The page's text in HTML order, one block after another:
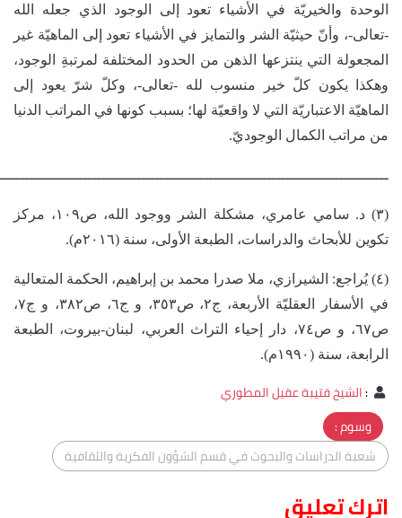
الوحدة والخيريّة في الأشياء تعود إلى الوجود الذي جعله الله
-تعالى-، وأنّ حيثيّة الشر والتمايز في الأشياء تعود إلى الماهيّة غير
المجعولة التي ينتزعها الذهن من الحدود المختلفة لمرتبةِ الوجود،
وهكذا يكون كلّ خير منسوب لله -تعالى-، وكلّ شرّ يعود إلى
الماهيّة الاعتباريّة التي لا واقعيّة لها؛ بسبب كونها في المراتب الدنيا
من مراتب الكمال الوجوديّ.
(٣) د. سامي عامري، مشكلة الشر ووجود الله، ص١٠٩، مركز
تكوين للأبحاث والدراسات، الطبعة الأولى، سنة (٢٠١٦م).
(٤) يُراجع: الشيرازي، ملا صدرا محمد بن إبراهيم، الحكمة المتعالية
في الأسفار العقليّة الأربعة، ج٢، ص٣٥٣، و ج٦، ص٣٨٢، و ج٧،
ص٦٧، و ص٧٤، دار إحياء التراث العربي، لبنان-بيروت، الطبعة
الرابعة، سنة (١٩٩٠م).
:الشيخ قتيبة عقيل المطوري
وسوم :
شعبة الدراسات والبحوث في قسم الشؤون الفكرية والثقافية
اترك تعليق